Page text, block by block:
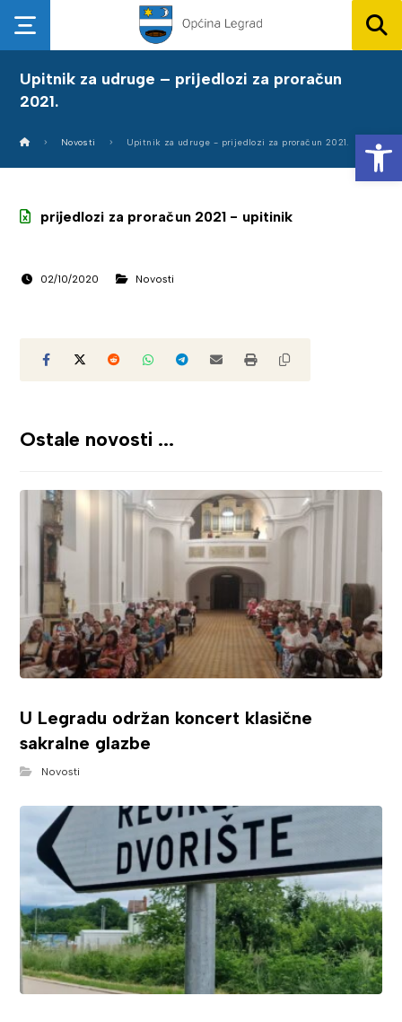
Upitnik za udruge – prijedlozi za proračun
2021.
Novosti Upitnik za udruge - prijedlozi za proračun 2021.
prijedlozi za proračun 2021 - upitinik
02/10/2020 Novosti
Ostale novosti ...
U Legradu održan koncert klasične
sakralne glazbe
Novosti